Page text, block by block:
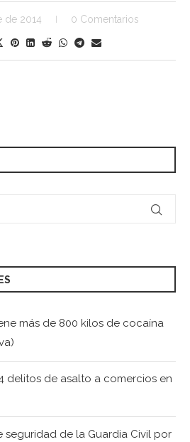
de 2014 0 Comentarios
más de 800 kilos de cocaína
delitos de asalto a comercios en
seguridad de la Guardia Civil por